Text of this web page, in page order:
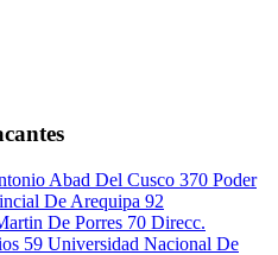
Abad Del Cusco 370 Poder
De Arequipa 92
De Porres 70 Direcc.
59 Universidad Nacional De